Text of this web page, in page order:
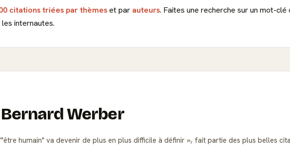
citations triées par thèmeset par auteurs. Faites une recherche sur un mot-
internautes.
Werber
humain" va devenir de plus en plus difficile à définir
, fait partie des plus belles